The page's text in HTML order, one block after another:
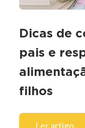
Dicas de
pais e
filhos
Ler artigo